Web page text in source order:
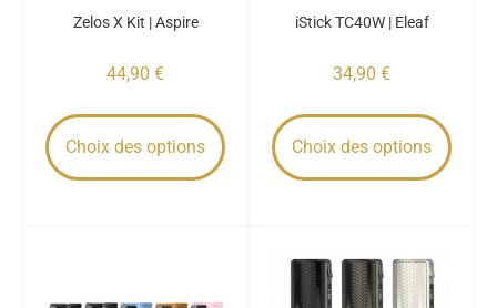
Zelos X Kit | Aspire
44,90 €
Choix des options
iStick TC40W | Eleaf
34,90 €
Choix des options